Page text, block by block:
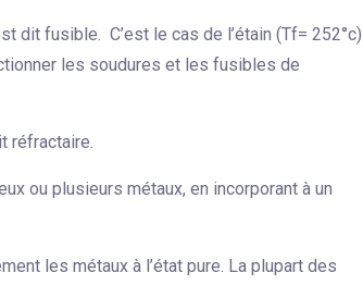
dit fusible. C’est le cas de l’étain (Tf= 252°c)
les soudures et les fusibles de
réfractaire.
ou plusieurs métaux, en incorporant à un
les métaux à l’état pure. La plupart des